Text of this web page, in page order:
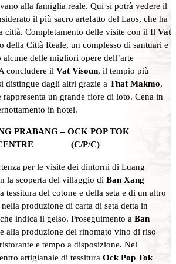
alla famiglia reale. Qui si potrà vedere il
il più sacro artefatto del Laos, che ha
città. Completamento delle visite con il Il Vat
della Città Reale, un complesso di santuari e
delle migliori opere dell’arte
concludere il Vat Visoun, il tempio più
distingue dagli altri grazie a That Makmo,
un grande fiore di loto. Cena in
in hotel.
PRABANG – OCK POP TOK
CENTRE (C/P/C)
per le visite dei dintorni di Luang
la scoperta del villaggio di Ban Xang
tessitura del cotone e della seta e di un altro
produzione di carta di seta detta in
indica il gelso. Proseguimento a Ban
alla produzione del rinomato vino di riso
e tempo a disposizione. Nel
artigianale di tessitura Ock Pop Tok